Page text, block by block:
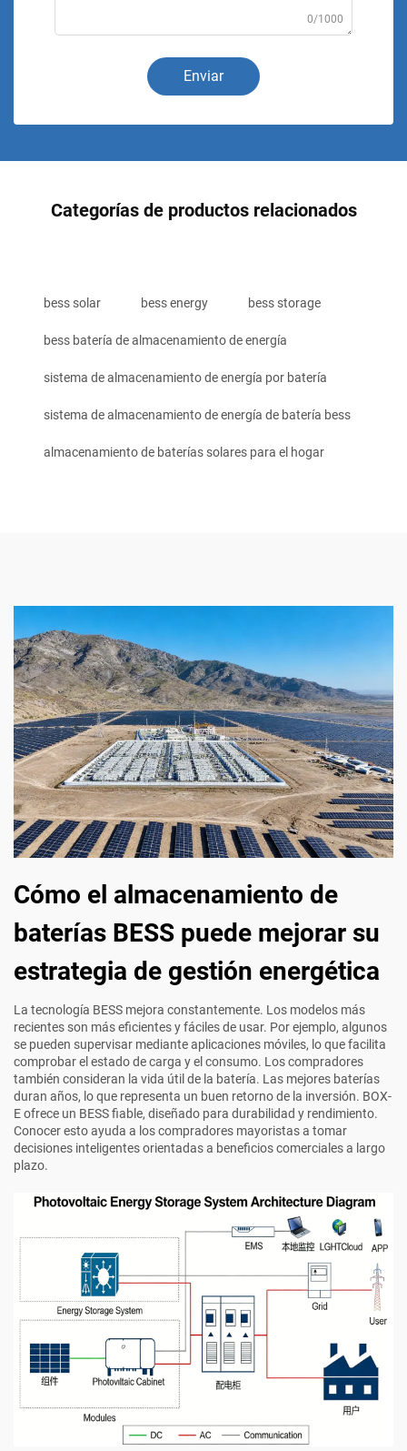
0/1000
Enviar
Categorías de productos relacionados
bess solar bess energy bess storage
bess batería de almacenamiento de energía
sistema de almacenamiento de energía por batería
sistema de almacenamiento de energía de batería bess
almacenamiento de baterías solares para el hogar
Cómo el almacenamiento de
baterías BESS puede mejorar su
estrategia de gestión energética
La tecnología BESS mejora constantemente. Los modelos más
recientes son más eficientes y fáciles de usar. Por ejemplo, algunos
se pueden supervisar mediante aplicaciones móviles, lo que facilita
comprobar el estado de carga y el consumo. Los compradores
también consideran la vida útil de la batería. Las mejores baterías
duran años, lo que representa un buen retorno de la inversión. BOX-
E ofrece un BESS fiable, diseñado para durabilidad y rendimiento.
Conocer esto ayuda a los compradores mayoristas a tomar
decisiones inteligentes orientadas a beneficios comerciales a largo
plazo.